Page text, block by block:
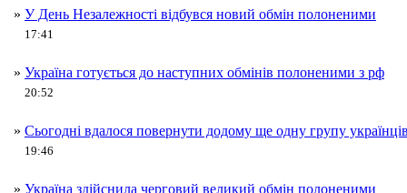
» У День Незалежності відбувся новий обмін полоненими
17:41
» Україна готується до наступних обмінів полоненими з рф
20:52
» Сьогодні вдалося повернути додому ще одну групу
19:46
» Україна здійснила черговий великий обмін полоненими